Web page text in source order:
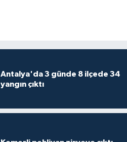
Antalya'da 3 günde 8 ilçede 34
yangın çıktı